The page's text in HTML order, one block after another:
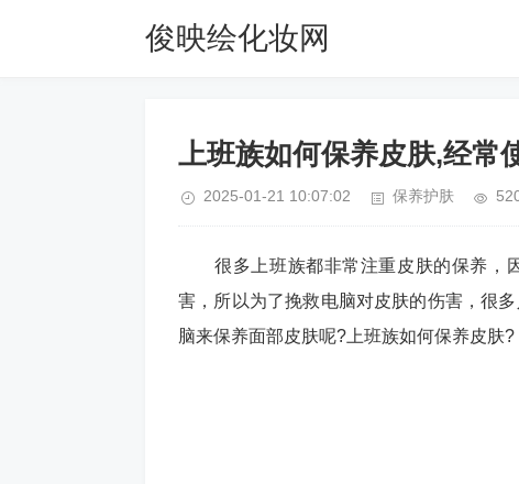
俊映绘化妆网
上班族如何保养皮肤,经常
2025-01-21 10:07:02 保养护肤
很多上班族都非常注重皮肤的保养，
害，所以为了挽救电脑对皮肤的伤害，很
脑来保养面部皮肤呢?上班族如何保养皮肤?